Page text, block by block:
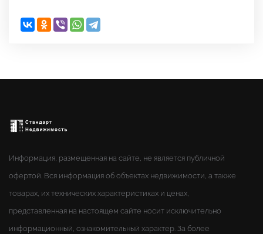
Информация, размещенная на сайте, не является публичной
офертой. Вся информация об объектах недвижимости, а также
товарах, их технических характеристиках и ценах,
представленная на настоящем сайте носит исключительно
информационный, ознакомительный характер. За более